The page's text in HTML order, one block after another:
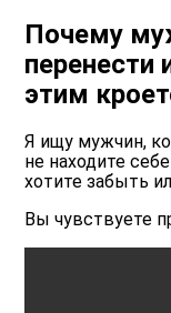
Почему
перенести
этим
Я ищу мужчин,
не находите
хотите забыть
Вы чувствуете